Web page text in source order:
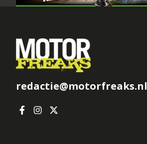
redactie@motorfreaks.nl